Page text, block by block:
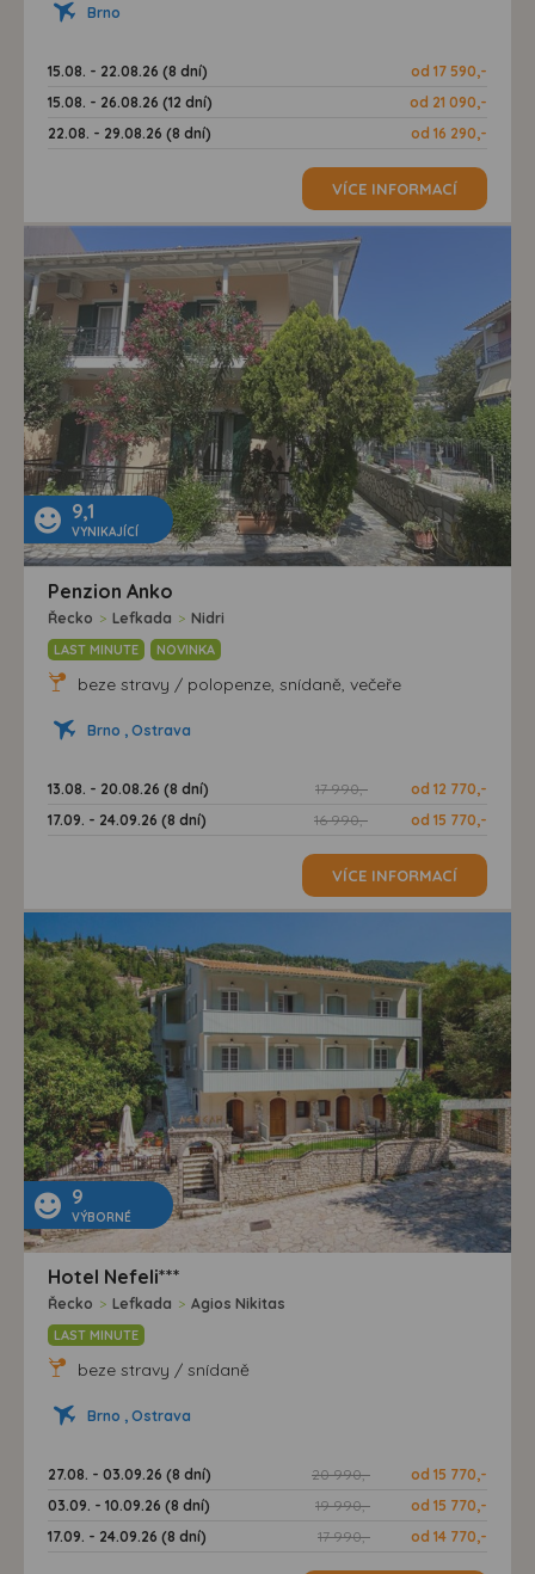
Brno
15.08. - 22.08.26 (8 dní)
od 17 590,-
15.08. - 26.08.26 (12 dní)
od 21 090,-
22.08. - 29.08.26 (8 dní)
od 16 290,-
VÍCE INFORMACÍ
9,1
VYNIKAJÍCÍ
Penzion Anko
Řecko > Lefkada > Nidri
LAST MINUTE NOVINKA
beze stravy / polopenze, snídaně, večeře
Brno , Ostrava
13.08. - 20.08.26 (8 dní) 17 990,-
od 12 770,-
17.09. - 24.09.26 (8 dní)
16 990,- od 15 770,-
VÍCE INFORMACÍ
9
VÝBORNÉ
Hotel Nefeli***
Řecko > Lefkada > Agios Nikitas
LAST MINUTE
beze stravy / snídaně
Brno , Ostrava
27.08. - 03.09.26 (8 dní) 20 990,-
od 15 770,-
03.09. - 10.09.26 (8 dní)
19 990,-
od 15 770,-
17.09. - 24.09.26 (8 dní)
17 990,- od 14 770,-